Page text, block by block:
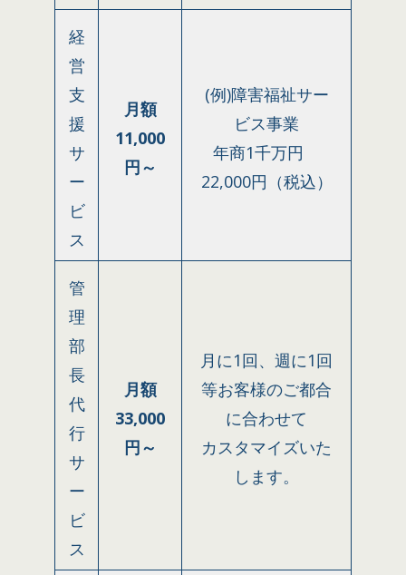
経
営
支
援
サ
ー
ビ
ス
月額
11,000
円～
(例)障害福祉サー
ビス事業
年商1千万円
22,000円（税込）
管
理
部
長
代
行
サ
ー
ビ
ス
月額
33,000
円～
月に1回、週に1回
等お客様のご都合
に合わせて
カスタマイズいた
します。